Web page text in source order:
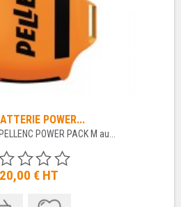
POWER...
POWER PACK M au...
€ HT